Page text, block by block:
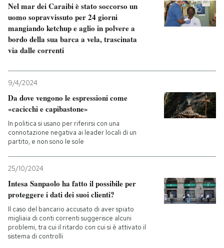
Nel mar dei Caraibi è stato soccorso un
uomo sopravvissuto per 24 giorni
mangiando ketchup e aglio in polvere a
bordo della sua barca a vela, trascinata
via dalle correnti
9/4/2024
Da dove vengono le espressioni come
«cacicchi e capibastone»
In politica si usano per riferirsi con una
connotazione negativa ai leader locali di un
partito, e non sono le sole
25/10/2024
Intesa Sanpaolo ha fatto il possibile per
proteggere i dati dei suoi clienti?
Il caso del bancario accusato di aver spiato
migliaia di conti correnti suggerisce alcuni
problemi, tra cui il ritardo con cui si è attivato il
sistema di controlli